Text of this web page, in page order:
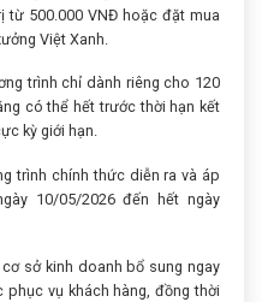
từ 500.000 VNĐ hoặc đặt mua
Việt Xanh.
trình chỉ dành riêng cho 120
có thể hết trước thời hạn kết
kỳ giới hạn.
trình chính thức diễn ra và áp
10/05/2026 đến hết ngày
sở kinh doanh bổ sung ngay
vụ khách hàng, đồng thời